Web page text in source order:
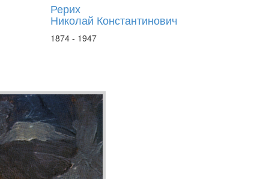
Рерих
Николай Константинович
1874 - 1947